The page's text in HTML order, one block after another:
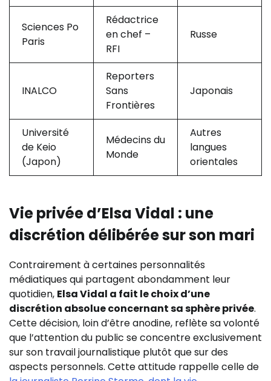
Sciences Po
Paris
Rédactrice
en chef –
RFI
Russe
INALCO
Reporters
Sans
Frontières
Japonais
Université
de Keio
(Japon)
Médecins du
Monde
Autres
langues
orientales
Vie privée d’Elsa Vidal : une
discrétion délibérée sur son mari
Contrairement à certaines personnalités
médiatiques qui partagent abondamment leur
quotidien, Elsa Vidal a fait le choix d’une
discrétion absolue concernant sa sphère privée.
Cette décision, loin d’être anodine, reflète sa volonté
que l’attention du public se concentre exclusivement
sur son travail journalistique plutôt que sur des
aspects personnels. Cette attitude rappelle celle de